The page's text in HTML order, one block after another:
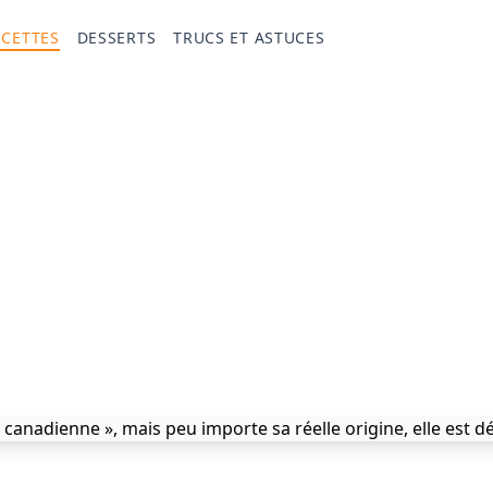
DESSERTS TRUCS ET ASTUCES